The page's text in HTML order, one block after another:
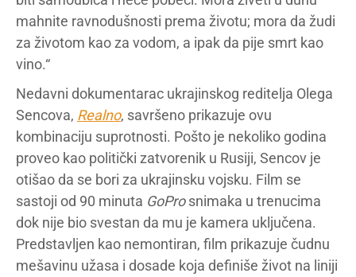
mahnite ravnodušnosti prema životu; mora da žudi
za životom kao za vodom, a ipak da pije smrt kao
vino.“
Nedavni dokumentarac ukrajinskog reditelja Olega
Sencova, Realno, savršeno prikazuje ovu
kombinaciju suprotnosti. Pošto je nekoliko godina
proveo kao politički zatvorenik u Rusiji, Sencov je
otišao da se bori za ukrajinsku vojsku. Film se
sastoji od 90 minuta GoProsnimaka u trenucima
dok nije bio svestan da mu je kamera uključena.
Predstavljen kao nemontiran, film prikazuje čudnu
mešavinu užasa i dosade koja definiše život na liniji